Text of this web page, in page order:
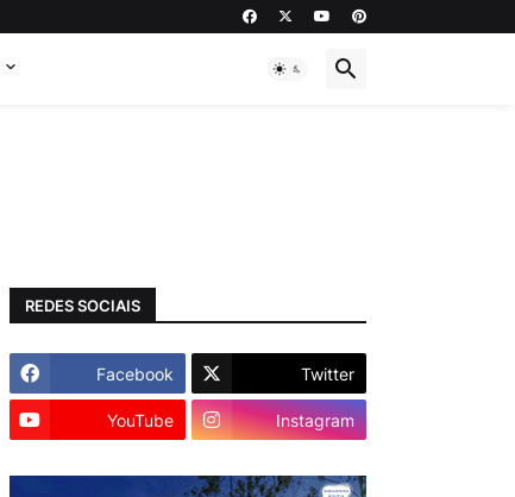
REDES SOCIAIS
Facebook Twitter
YouTube Instagram